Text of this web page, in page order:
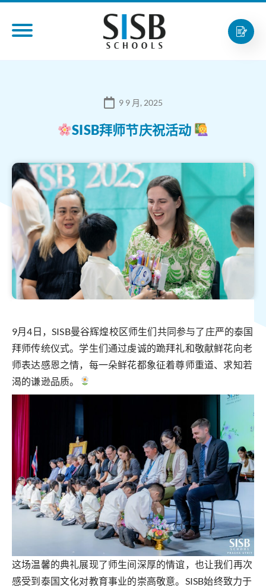
9 9 月, 2025
SISB拜师节庆祝活动
9月4日，SISB曼谷辉煌校区师生们共同参与了庄严的泰国
拜师传统仪式。学生们通过虔诚的跪拜礼和敬献鲜花向老
师表达感恩之情，每一朵鲜花都象征着尊师重道、求知若
渴的谦逊品质。
这场温馨的典礼展现了师生间深厚的情谊，也让我们再次
感受到泰国文化对教育事业的崇高敬意。SISB始终致力于